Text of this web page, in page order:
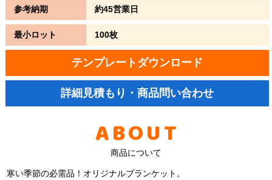
参考納期 約45営業日
最小ロット 100枚
テンプレートダウンロード
詳細見積もり・商品問い合わせ
ABOUT
商品について
寒い季節の必需品！オリジナルブランケット。